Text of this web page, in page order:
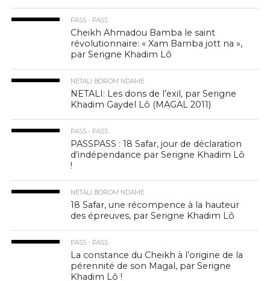
PASS - PASS
Cheikh Ahmadou Bamba le saint
révolutionnaire: « Xam Bamba jott na »,
par Serigne Khadim Lô
NETALI BOROM NDAME
NETALI: Les dons de l’exil, par Serigne
Khadim Gaydel Lô (MAGAL 2011)
PASS - PASS
PASSPASS : 18 Safar, jour de déclaration
d’indépendance par Serigne Khadim Lô
!
NETALI BOROM NDAME
18 Safar, une récompence à la hauteur
des épreuves, par Serigne Khadim Lô
PASS - PASS
La constance du Cheikh à l’origine de la
pérennité de son Magal, par Serigne
Khadim Lô !